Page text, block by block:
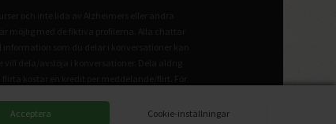
Group och hanteras inte av Match Group.
Acceptera Cookie-inställningar